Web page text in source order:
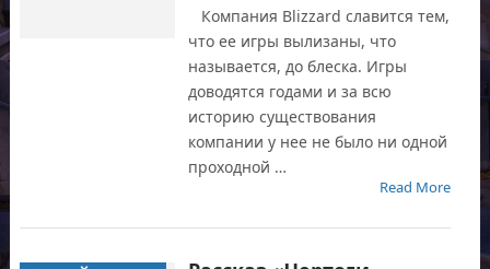
Компания Blizzard славится тем,
что ее игры вылизаны, что
называется, до блеска. Игры
доводятся годами и за всю
историю существования
компании у нее не было ни одной
проходной …
Read More